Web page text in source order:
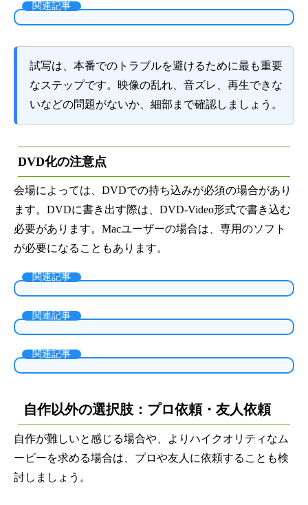
関連記事
試写は、本番でのトラブルを避けるために最も重要
なステップです。映像の乱れ、音ズレ、再生できな
いなどの問題がないか、細部まで確認しましょう。
DVD化の注意点
会場によっては、DVDでの持ち込みが必須の場合があり
ます。DVDに書き出す際は、DVD-Video形式で書き込む
必要があります。Macユーザーの場合は、専用のソフト
が必要になることもあります。
関連記事
関連記事
関連記事
自作以外の選択肢：プロ依頼・友人依頼
自作が難しいと感じる場合や、よりハイクオリティなム
ービーを求める場合は、プロや友人に依頼することも検
討しましょう。